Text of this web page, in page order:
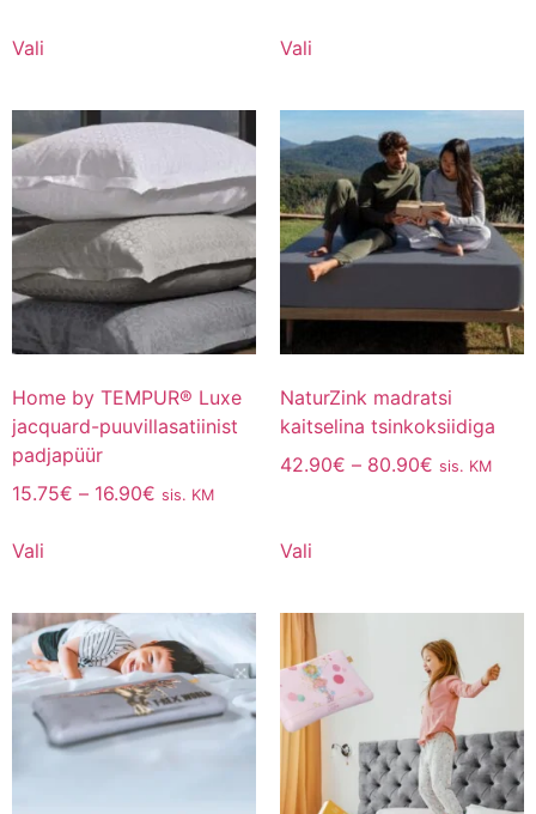
Vali Vali
Home by TEMPUR® Luxe
jacquard-puuvillasatiinist
padjapüür
15.75€ – 16.90€ sis. KM
Vali
NaturZink madratsi
kaitselina tsinkoksiidiga
42.90€ – 80.90€ sis. KM
Vali